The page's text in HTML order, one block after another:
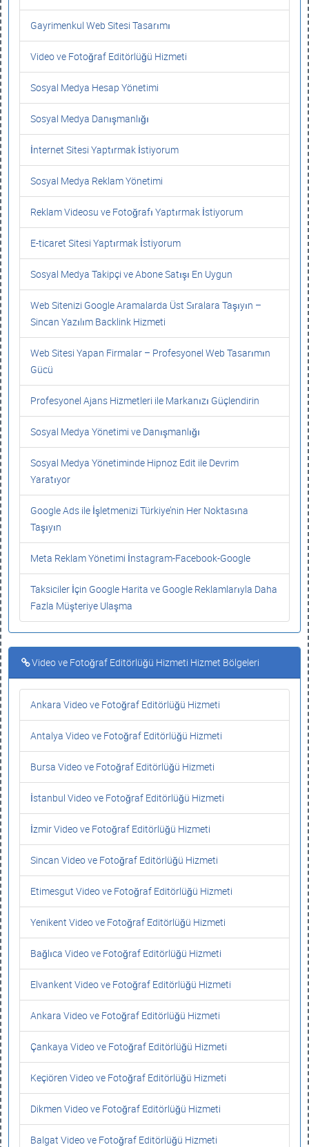
Gayrimenkul Web Sitesi Tasarımı
Video ve Fotoğraf Editörlüğü Hizmeti
Sosyal Medya Hesap Yönetimi
Sosyal Medya Danışmanlığı
İnternet Sitesi Yaptırmak İstiyorum
Sosyal Medya Reklam Yönetimi
Reklam Videosu ve Fotoğrafı Yaptırmak İstiyorum
E-ticaret Sitesi Yaptırmak İstiyorum
Sosyal Medya Takipçi ve Abone Satışı En Uygun
Web Sitenizi Google Aramalarda Üst Sıralara Taşıyın –
Sincan Yazılım Backlink Hizmeti
Web Sitesi Yapan Firmalar – Profesyonel Web Tasarımın
Gücü
Profesyonel Ajans Hizmetleri ile Markanızı Güçlendirin
Sosyal Medya Yönetimi ve Danışmanlığı
Sosyal Medya Yönetiminde Hipnoz Edit ile Devrim
Yaratıyor
Google Ads ile İşletmenizi Türkiye’nin Her Noktasına
Taşıyın
Meta Reklam Yönetimi İnstagram-Facebook-Google
Taksiciler İçin Google Harita ve Google Reklamlarıyla Daha
Fazla Müşteriye Ulaşma
Video ve Fotoğraf Editörlüğü Hizmeti Hizmet Bölgeleri
Ankara Video ve Fotoğraf Editörlüğü Hizmeti
Antalya Video ve Fotoğraf Editörlüğü Hizmeti
Bursa Video ve Fotoğraf Editörlüğü Hizmeti
İstanbul Video ve Fotoğraf Editörlüğü Hizmeti
İzmir Video ve Fotoğraf Editörlüğü Hizmeti
Sincan Video ve Fotoğraf Editörlüğü Hizmeti
Etimesgut Video ve Fotoğraf Editörlüğü Hizmeti
Yenikent Video ve Fotoğraf Editörlüğü Hizmeti
Bağlıca Video ve Fotoğraf Editörlüğü Hizmeti
Elvankent Video ve Fotoğraf Editörlüğü Hizmeti
Ankara Video ve Fotoğraf Editörlüğü Hizmeti
Çankaya Video ve Fotoğraf Editörlüğü Hizmeti
Keçiören Video ve Fotoğraf Editörlüğü Hizmeti
Dikmen Video ve Fotoğraf Editörlüğü Hizmeti
Balgat Video ve Fotoğraf Editörlüğü Hizmeti